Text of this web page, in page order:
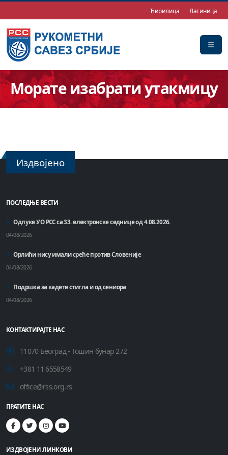
Ћирилица Латиница
Морате изабрати утакмицу
Издвојено
ПОСЛЕДЊЕ ВЕСТИ
Одлуке УО РСС са 33. електронске седнице од 4.08.2026.
04/08/2026
Орлићи нису имали среће против Словеније
04/08/2026
Подршка за кадете стигла и од сениора
04/08/2026
КОНТАКТИРАЈТЕ НАС
11070 Београд - Тошин бунар 272
+381 11 6558549
office@rss.org.rs
ПРАТИТЕ НАС
ИЗДВОЈЕНИ ЛИНКОВИ